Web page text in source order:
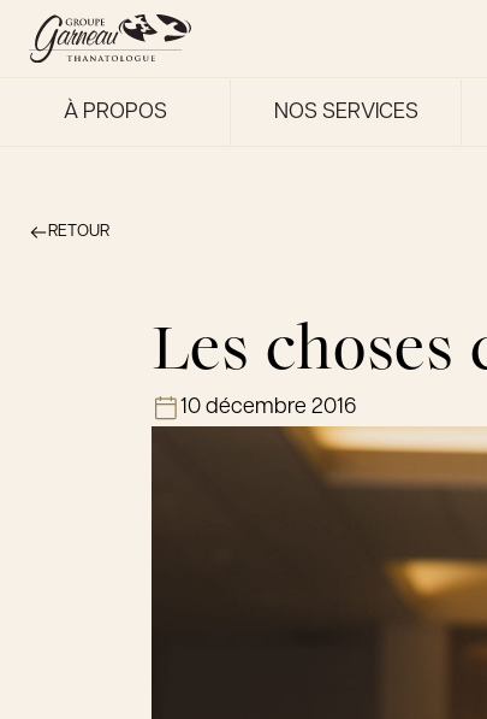
À PROPOS NOS SERVICES
RETOUR
Les choses
10 décembre 2016